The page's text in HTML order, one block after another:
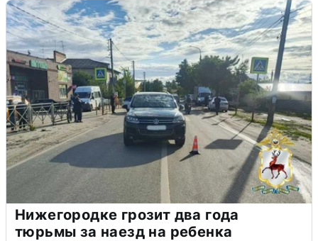
Нижегородке грозит два года
тюрьмы за наезд на ребенка